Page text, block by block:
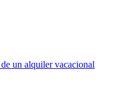
un alquiler vacacional